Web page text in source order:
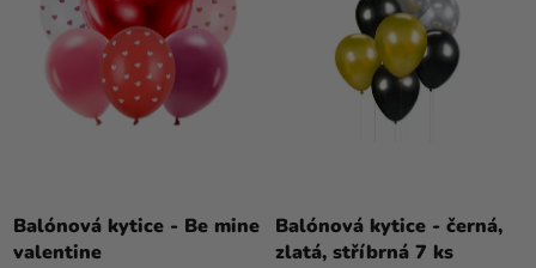
Balónová kytice - Be mine
valentine
Balónová kytice - černá,
zlatá, stříbrná 7 ks